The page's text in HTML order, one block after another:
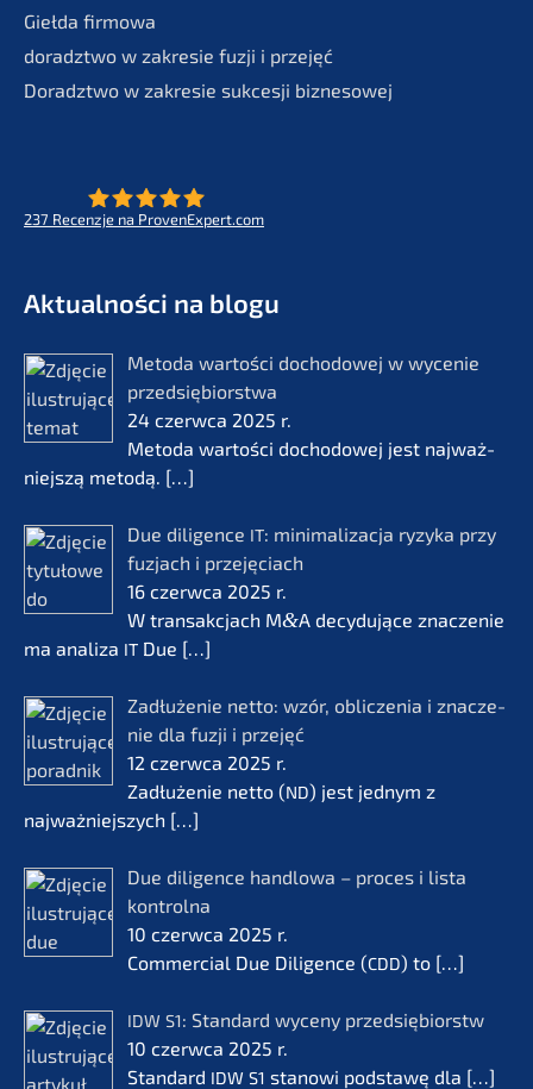
Giełda firmo­wa
doradzt­wo w zakre­sie fuzji i przejęć
Doradzt­wo w zakre­sie sukces­ji biznesowej
237 Recenz­je na ProvenExpert.com
Aktual­ności na blogu
Metoda wartości docho­do­wej w wycenie
przedsię­bi­orst­wa
24 czerw­ca 2025 r.
Metoda wartości docho­do­wej jest najważ­
nie­js­zą metodą. […]
Due diligence IT: minima­li­zac­ja ryzyka przy
fuzjach i przejęciach
16 czerw­ca 2025 r.
W transak­c­jach M&A decydu­jące znacze­nie
ma anali­za IT Due […]
Zadłuże­nie netto: wzór, oblic­ze­nia i znacze­
nie dla fuzji i przejęć
12 czerw­ca 2025 r.
Zadłuże­nie netto (ND) jest jednym z
najważ­nie­js­zych […]
Due diligence handlo­wa – proces i lista
kontrol­na
10 czerw­ca 2025 r.
Commer­cial Due Diligence (CDD) to […]
IDW S1: Standard wyceny przedsię­bi­orstw
10 czerw­ca 2025 r.
Standard IDW S1 stanowi podsta­wę dla […]